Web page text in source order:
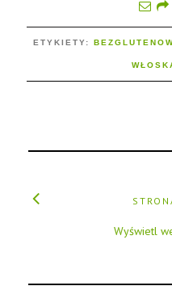
ETYKIETY:
Wyświetl